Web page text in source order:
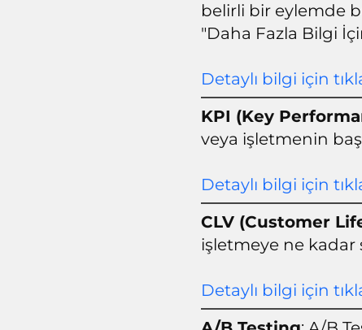
belirli bir eylemde
"Daha Fazla Bilgi
Detaylı bilgi için
KPI (Key
veya işletmenin
Detaylı bilgi için
CLV (Customer
işletmeye ne
Detaylı bilgi için